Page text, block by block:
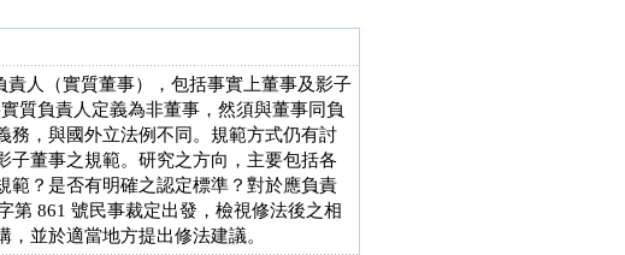
人（實質董事），包括事實上董事及影子
質負責人定義為非董事，然須與董事同負
務，與國外立法例不同。規範方式仍有討
子董事之規範。研究之方向，主要包括各
範？是否有明確之認定標準？對於應負責
第 861 號民事裁定出發，檢視修法後之相
並於適當地方提出修法建議。